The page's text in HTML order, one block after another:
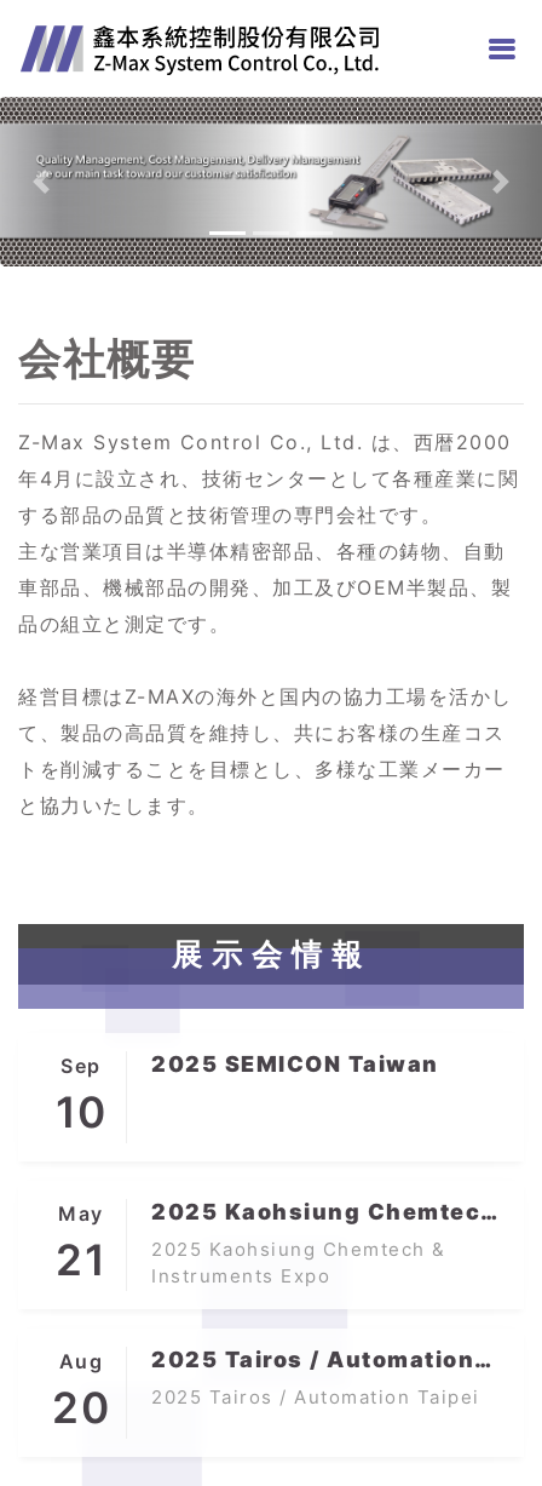
Previous
会社概要
Z-Max System Control Co., Ltd. は、西暦2000
年4月に設立され、技術センターとして各種産業に関
する部品の品質と技術管理の専門会社です。
主な営業項目は半導体精密部品、各種の鋳物、自動
車部品、機械部品の開発、加工及びOEM半製品、製
品の組立と測定です。
経営目標はZ-MAXの海外と国内の協力工場を活かし
て、製品の高品質を維持し、共にお客様の生産コス
トを削減することを目標とし、多様な工業メーカー
と協力いたします。
展示会情報
Sep
10
2025 SEMICON Taiwan
May
21
2025 Kaohsiung Chemtech
& Instruments Expo
2025 Kaohsiung Chemtech &
Instruments Expo
Aug
20
2025 Tairos / Automation
Taipei
2025 Tairos / Automation Taipei